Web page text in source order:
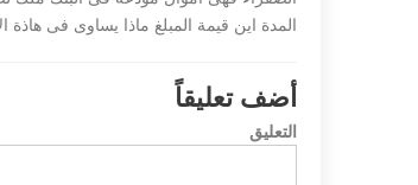
المدة اين قيمة المبلغ ماذا يساوى فى هاذة
أضف تعليقاً
التعليق